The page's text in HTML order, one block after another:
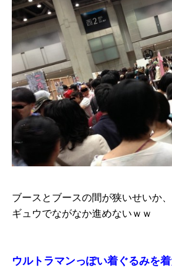
ブースとブースの間が狭いせいか
ギュウでながなか進めないｗｗ
ウルトラマンっぽい着ぐるみを